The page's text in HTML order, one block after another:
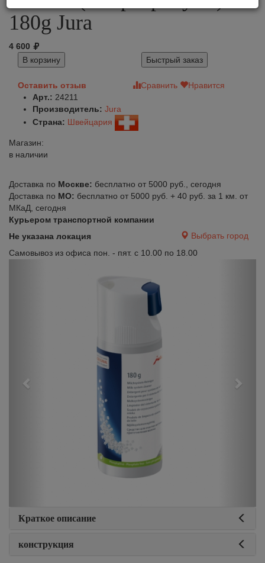
180g Jura
4 600
В корзину
Быстрый заказ
Оставить отзыв Сравнить
Нравится
Арт.: 24211
Производитель: Jura
Страна: Швейцария
Магазин:
в наличии
Доставка по Москве: бесплатно от 5000 руб., сегодня
Доставка по МО: бесплатно от 5000 руб. + 40 руб. за 1 км. от
МКаД, сегодня
Курьером транспортной компании
Не указана локация
Выбрать город
Самовывоз из офиса пон. - пят. с 10.00 по 18.00
Краткое описание
конструкция